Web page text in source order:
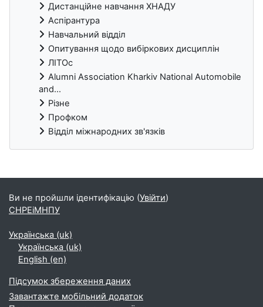
Дистанційне навчання ХНАДУ
Аспірантура
Навчальний відділ
Опитування щодо вибіркових дисциплін
ЛІТОс
Alumni Association Kharkiv National Automobile
and...
Різне
Профком
Відділ міжнародних зв'язків
Блоки
Ви не пройшли ідентифікацію (Увійти)
СНРЕіМНПУ
Українська ‎(uk)‎
Українська ‎(uk)‎
English ‎(en)‎
Підсумок збереження даних
Завантажте мобільний додаток